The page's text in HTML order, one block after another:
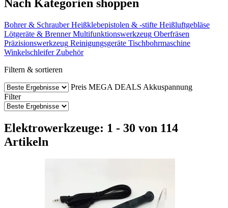
Nach Kategorien shoppen
Bohrer & Schrauber Heißklebepistolen & -stifte Heißluftgebläse
Lötgeräte & Brenner Multifunktionswerkzeug Oberfräsen
Präzisionswerkzeug Reinigungsgeräte Tischbohrmaschine
Winkelschleifer Zubehör
Filtern & sortieren
Preis MEGA DEALS Akkuspannung
Filter
Elektrowerkzeuge: 1 - 30 von 114
Artikeln